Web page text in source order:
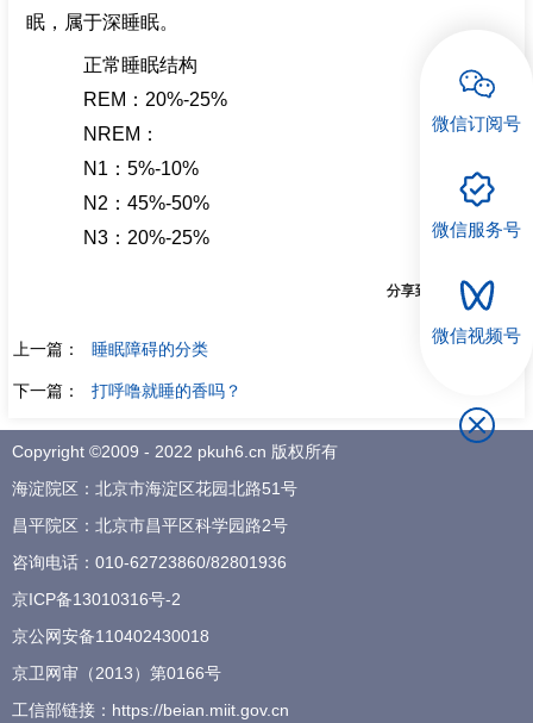
眠，属于深睡眠。
正常睡眠结构
REM ： 20%-25%
NREM ：
N1 ： 5%-10%
N2 ： 45%-50%
N3： 20%-25%
分享到：
上一篇： 睡眠障碍的分类
下一篇： 打呼噜就睡的香吗？
Copyright ©2009 - 2022 pkuh6.cn 版权所有
海淀院区：北京市海淀区花园北路51号
昌平院区：北京市昌平区科学园路2号
咨询电话： 010-62723860/82801936
京ICP备13010316号-2
京公网安备110402430018
京卫网审（2013）第0166号
工信部链接： https://beian.miit.gov.cn
微信订阅号
微信服务号
微信视频号